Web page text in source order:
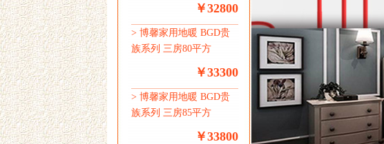
￥32800
> 博馨家用地暖 BGD贵
族系列 三房80平方
￥33300
> 博馨家用地暖 BGD贵
族系列 三房85平方
￥33800